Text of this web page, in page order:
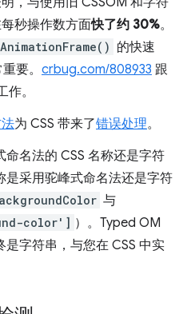
秒操作数方面快了约 30%。
的快速
要。 crbug.com/808933 跟
。
为 CSS 带来了错误处理。
命名法的 CSS 名称还是字符
是采用驼峰式命名法还是字符
与
color'] ）。Typed OM
是字符串，与您在 CSS 中实